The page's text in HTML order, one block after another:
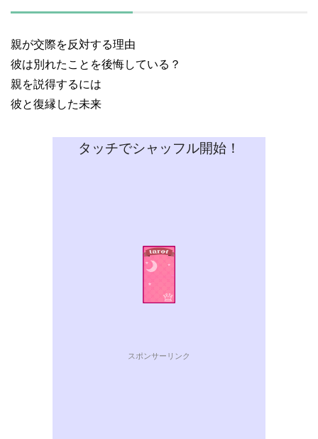
親が交際を反対する理由
彼は別れたことを後悔している？
親を説得するには
彼と復縁した未来
タッチでシャッフル開始！
スポンサーリンク